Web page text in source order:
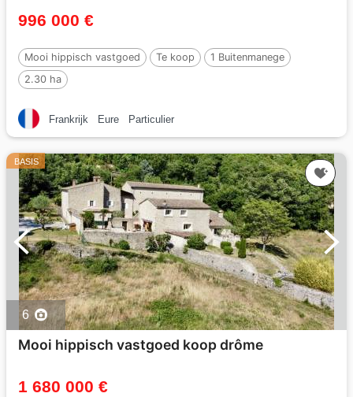
996 000 €
Mooi hippisch vastgoed Te koop
1 Buitenmanege
2.30 ha
Frankrijk Eure Particulier
BASIS
6
Mooi hippisch vastgoed koop drôme
1 680 000 €